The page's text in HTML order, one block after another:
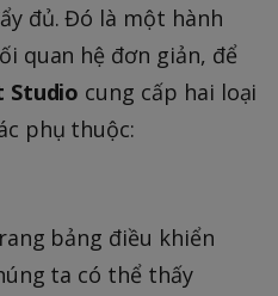
đủ. Đó là một hành
quan hệ đơn giản, để
Studio cung cấp hai loại
phụ thuộc:
bảng điều khiển
ta có thể thấy